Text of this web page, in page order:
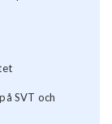
SVT och